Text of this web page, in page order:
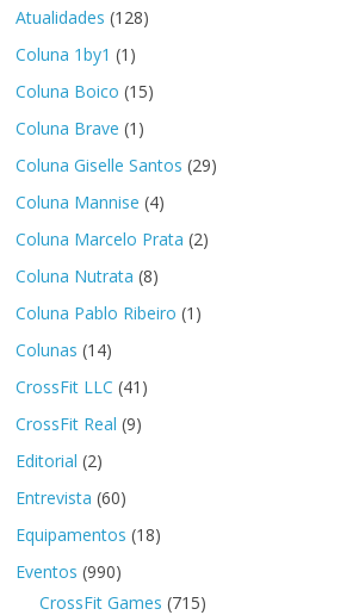
Atualidades (128)
Coluna 1by1 (1)
Coluna Boico (15)
Coluna Brave (1)
Coluna Giselle Santos (29)
Coluna Mannise (4)
Coluna Marcelo Prata (2)
Coluna Nutrata (8)
Coluna Pablo Ribeiro (1)
Colunas (14)
CrossFit LLC (41)
CrossFit Real (9)
Editorial (2)
Entrevista (60)
Equipamentos (18)
Eventos (990)
CrossFit Games (715)